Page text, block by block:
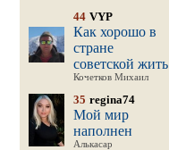
44 VYP
Как хорошо в
стране
советской жить
Кочетков Михаил
35 regina74
Мой мир
наполнен
Алькасар